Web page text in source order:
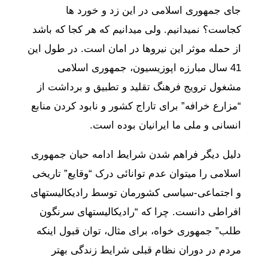
جای جمهوری اسلامی در این زد و خورد ها
کجاست؟ نمیدانیم. ولی میدانیم که هر کجا که باشد
از حمله موثر این نیروها در امان است. در طول این
41 سال مبارزه اپوزیسیون، جمهوری اسلامی
مشغول ترویج فرهنگ تقلید و تطبیق و برداشت از
“مزارع خرافه” برای تاراج کشور و نابود کردن منابع
انسانی و ملی ما ایرانیان بوده است.
دلیل دیگر فراهم شدن شرایط ادامه حیان جمهوری
اسلامی را میتوان عدم توانائی درک “وقایع” تاریخی
و اجتماعی-سیاسی کشورمان توسط رادیکالیستهای
افراطی دانست. چرا که “رادیکالیستهای سرنگون
طلب” جمهوری خواه، برای مثال، توان قبول اینکه
مردم در دوران نظام قبلی شرایط زندگی بهتر